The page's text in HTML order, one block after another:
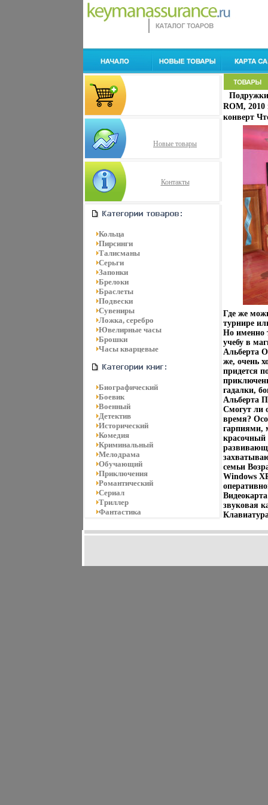
Новые товары
Контакты
Кольца
Пирсинги
Талисманы
Серьги
Запонки
Брелоки
Браслеты
Подвески
Сувениры
Ложка, серебро
Ювелирные часы
Брошки
Часы кварцевые
Биографический
Боевик
Военный
Детектив
Исторический
Комедия
Криминальный
Мелодрама
Обучающий
Приключения
Романтический
Сериал
Триллер
Фантастика
ROM,
конверт
Где же
турнире
Но именно
учебу в
Альберта
же, очень
придется
гадалки,
Альберта
Смогут ли
время?
гарпиями,
красочный
семьи
Windows
звуковая